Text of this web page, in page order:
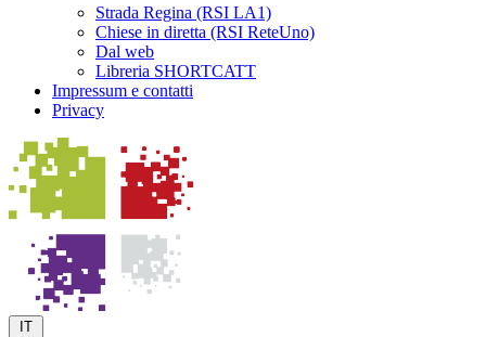
Strada Regina (RSI LA1)
Chiese in diretta (RSI ReteUno)
Dal web
Libreria SHORTCATT
Impressum e contatti
Privacy
IT